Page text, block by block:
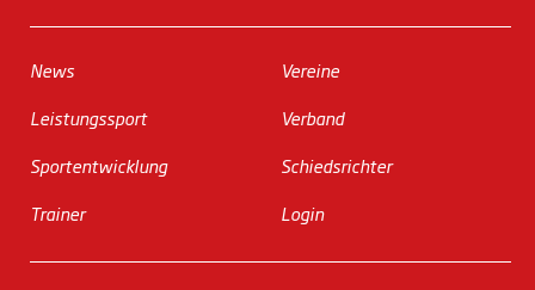
News
Leistungssport
Sportentwicklung
Trainer
Vereine
Verband
Schiedsrichter
Login